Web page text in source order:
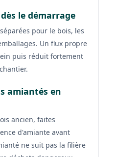
le démarrage
pour le bois, les
Un flux propre
puis réduit fortement
amiantés en
ancien, faites
d'amiante avant
ne suit pas la filière